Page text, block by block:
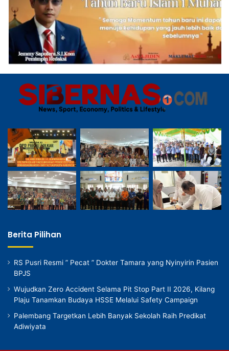
Berita Pilihan
RS Pusri Resmi ” Pecat ” Dokter Tamara yang Nyinyirin Pasien
BPJS
Wujudkan Zero Accident Selama Pit Stop Part II 2026, Kilang
Plaju Tanamkan Budaya HSSE Melalui Safety Campaign
Palembang Targetkan Lebih Banyak Sekolah Raih Predikat
Adiwiyata